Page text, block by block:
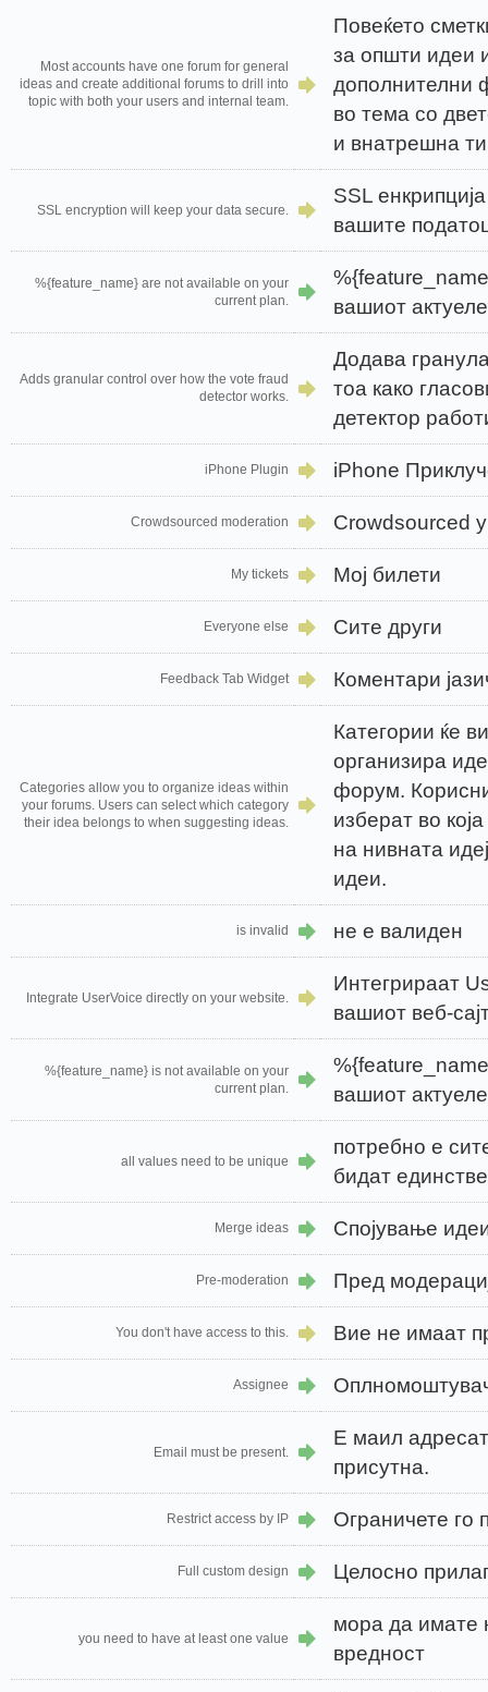
Most accounts have one forum for general
ideas and create additional forums to drill into
topic with both your users and internal team.
Повеќето
за општи идеи
дополнителни
во тема со
и внатрешна
SSL encryption will keep your data secure.
SSL
вашите
%{feature_name} are not available on your
current plan.
вашиот
Adds granular control over how the vote fraud
detector works.
Додава
тоа како
детектор
iPhone Plugin iPhone
Crowdsourced moderation Crowdsourced
My tickets Мој билети
Everyone else Сите други
Feedback Tab Widget Коментари
Categories allow you to organize ideas within
your forums. Users can select which category
their idea belongs to when suggesting ideas.
Категории ќе
организира
форум.
изберат во
на нивната
идеи.
is invalid не е валиден
Integrate UserVoice directly on your website.
Интегрираат
вашиот веб-
%{feature_name} is not available on your
current plan.
вашиот
all values need to be unique
потребно е
бидат
Merge ideas Спојување
Pre-moderation Пред
You don't have access to this. Вие не имаат
Assignee
Email must be present.
Е маил
присутна.
Restrict access by IP Ограничете го
Full custom design Целосно
you need to have at least one value
мора да имате
вредност